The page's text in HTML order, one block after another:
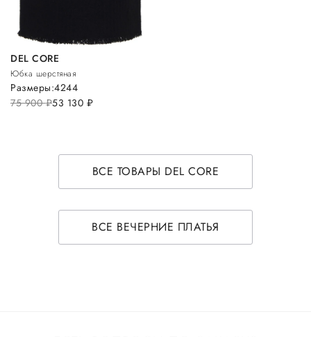
DEL CORE
Юбка шерстяная
75 900руб.53 130 руб.
Размеры:4244
ВСЕ ТОВАРЫ DEL CORE
ВСЕ ВЕЧЕРНИЕ ПЛАТЬЯ